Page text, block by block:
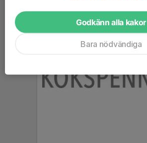
Godkänn alla kakor
Bara nödvändiga